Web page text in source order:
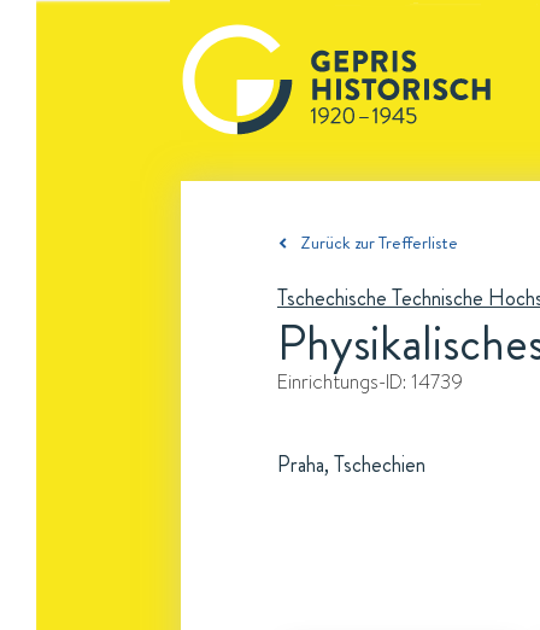
Zurück zur Trefferliste
Tschechische Technische
Einrichtungs-ID: 14739
Praha, Tschechien